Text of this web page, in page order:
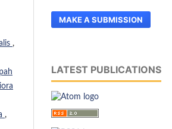
,
,
MAKE A SUBMISSION
LATEST PUBLICATIONS